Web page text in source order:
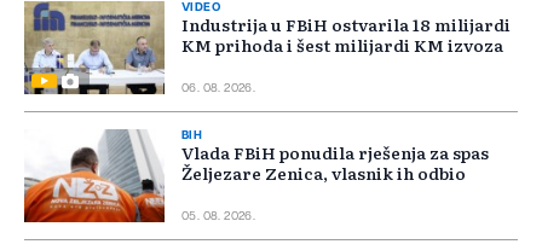
VIDEO
Industrija u FBiH ostvarila 18 milijardi
KM prihoda i šest milijardi KM izvoza
06. 08. 2026.
BIH
Vlada FBiH ponudila rješenja za spas
Željezare Zenica, vlasnik ih odbio
05. 08. 2026.